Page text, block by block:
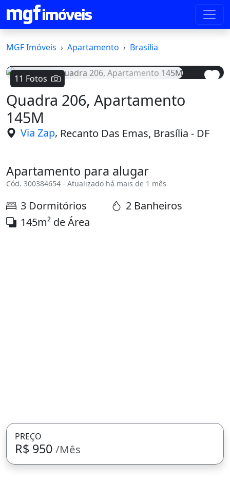
MGF Imóveis Apartamento Brasília
11 Fotos
Voltar
Quadra 206, Apartamento
145M
Via Zap, Recanto Das Emas, Brasília - DF
Apartamento para alugar
Cód. 300384654 - Atualizado há mais de 1 mês
3 Dormitórios
2 Banheiros
145m² de Área
PREÇO
R$ 950 /Mês